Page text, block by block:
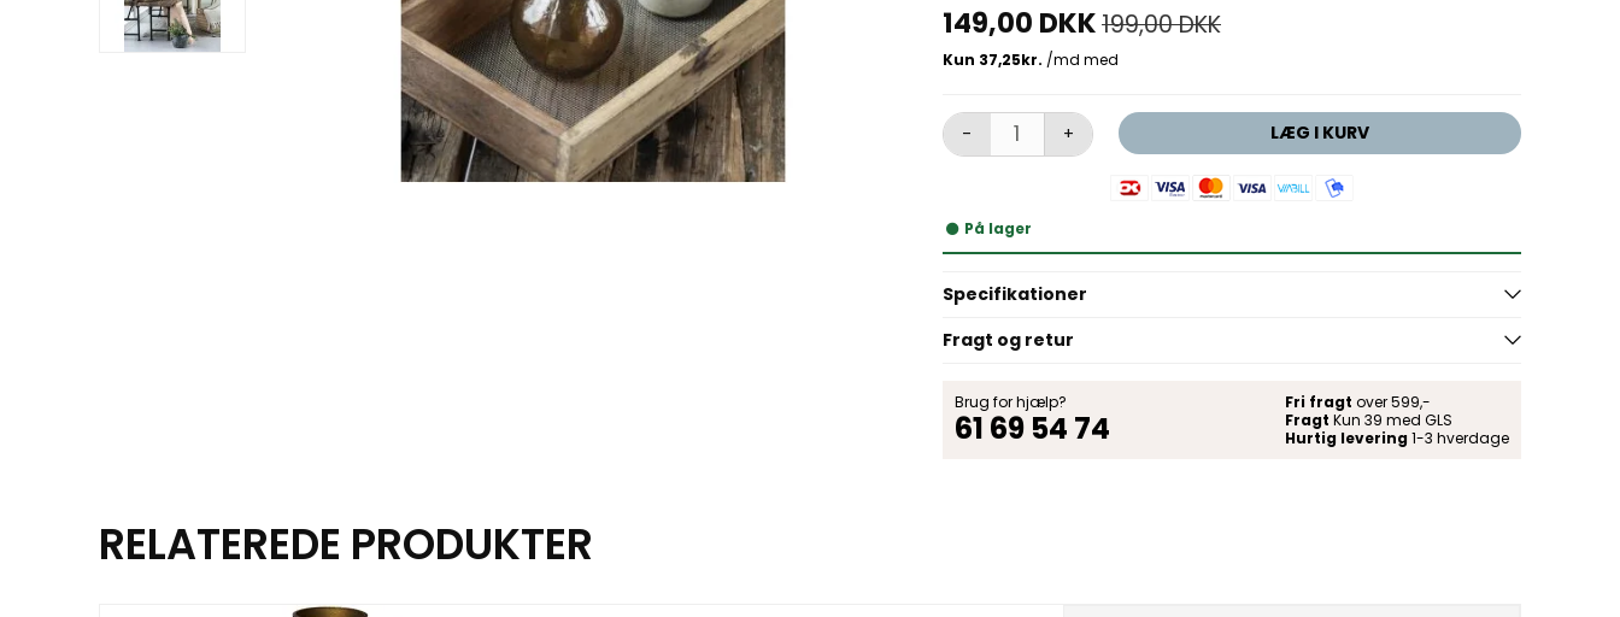
149,00 DKK199,00 DKK
- + LÆG I KURV
På lager
Specifikationer
Fragt og retur
Brug for hjælp?
61 69 54 74
Fri fragt over 599,-
Fragt Kun 39 med GLS
Hurtig levering 1-3 hverdage
RELATEREDE PRODUKTER